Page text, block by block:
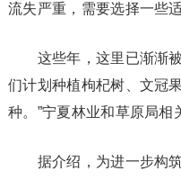
流失严重，需要选择一些
这些年，这里已渐渐被
们计划种植枸杞树、文冠
种。”宁夏林业和草原局相
据介绍，为进一步构筑